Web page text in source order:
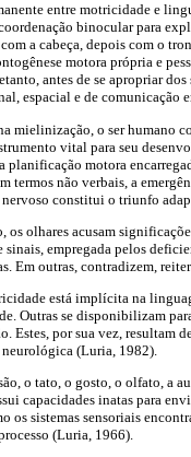
entre motricidade e
binocular para
a cabeça, depois com o
motora própria e
antes de se apropriar
espacial e de comunicação
mielinização, o ser humano
vital para seu
planificação motora
termos não verbais, a
nervoso constitui o triunfo
olhares acusam
empregada pelos
Em outras, contradizem,
está implícita na
Outras se disponibilizam
Estes, por sua vez, resultam
neurológica (Luria, 1982).
o tato, o gosto, o olfato, a
capacidades inatas para
os sistemas sensoriais
(Luria, 1966).